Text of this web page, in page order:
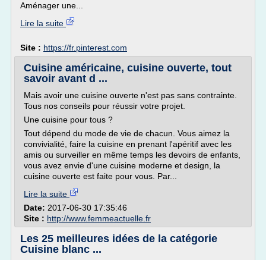
Aménager une...
Lire la suite
Site : https://fr.pinterest.com
Cuisine américaine, cuisine ouverte, tout
savoir avant d ...
Mais avoir une cuisine ouverte n'est pas sans contrainte.
Tous nos conseils pour réussir votre projet.
Une cuisine pour tous ?
Tout dépend du mode de vie de chacun. Vous aimez la
convivialité, faire la cuisine en prenant l'apéritif avec les
amis ou surveiller en même temps les devoirs de enfants,
vous avez envie d'une cuisine moderne et design, la
cuisine ouverte est faite pour vous. Par...
Lire la suite
Date: 2017-06-30 17:35:46
Site : http://www.femmeactuelle.fr
Les 25 meilleures idées de la catégorie
Cuisine blanc ...